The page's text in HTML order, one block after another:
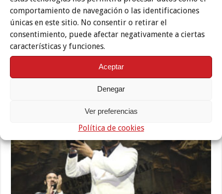
comportamiento de navegación o las identificaciones
únicas en este sitio. No consentir o retirar el
consentimiento, puede afectar negativamente a ciertas
características y funciones.
Aceptar
Denegar
Ver preferencias
Política de cookies
ANTONIO REYES
Te puede interesar también